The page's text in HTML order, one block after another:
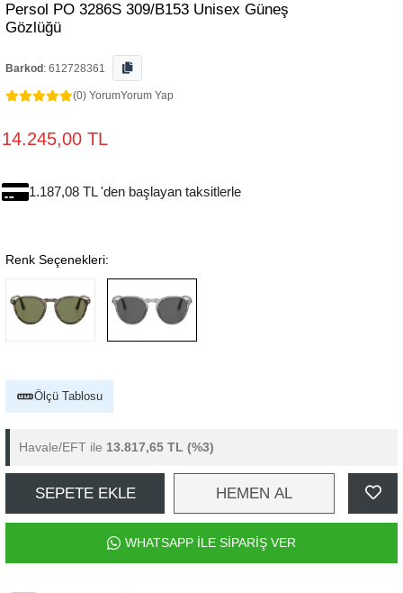
Persol PO 3286S 309/B153 Unisex Güneş
Gözlüğü
Barkod : 612728361
(0) YorumYorum Yap
14.245,00 TL
1.187,08 TL 'den başlayan taksitlerle
Renk Seçenekleri:
Ölçü Tablosu
Havale/EFT ile 13.817,65 TL (%3)
SEPETE EKLE HEMEN AL
WHATSAPP İLE SİPARİŞ VER